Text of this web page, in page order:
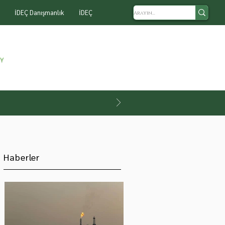
İDEÇ Danışmanlık İDEÇ
Haberler